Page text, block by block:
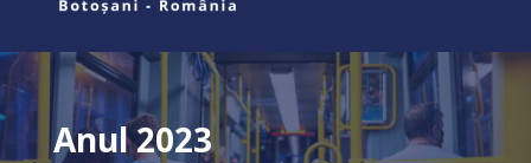
Anul 2023